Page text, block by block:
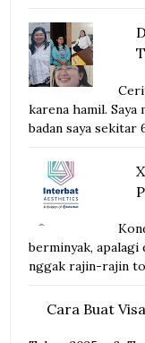
karena hamil.
badan saya sekitar
berminyak, apalagi
nggak rajin-rajin
Cara Buat